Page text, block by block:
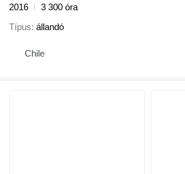
2016
3 300 óra
Típus állandó
Chile